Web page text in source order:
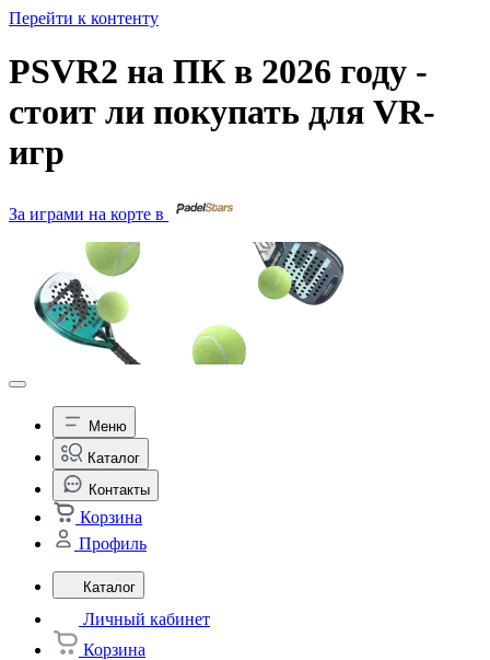
Перейти к контенту
PSVR2 на ПК в 2026 году -
стоит ли покупать для VR-
игр
За играми на корте в
Меню
Каталог
Контакты
Корзина
Профиль
Каталог
Личный кабинет
Корзина